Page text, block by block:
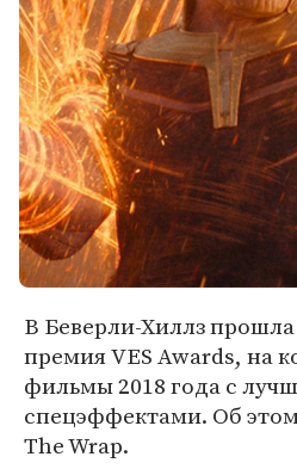
В Беверли-Хиллз
премия VES Awards, на
фильмы 2018 года с
спецэффектами. Об
The Wrap.